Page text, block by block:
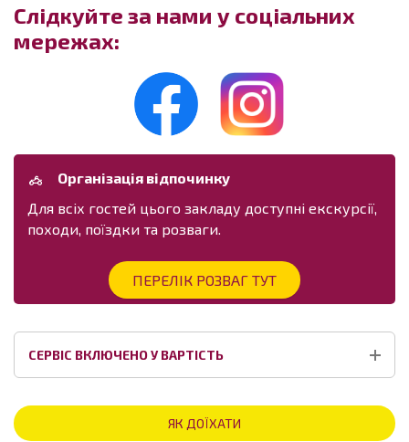
Слідкуйте за нами у соціальних
мережах:
Організація відпочинку
Для всіх гостей цього закладу доступні екскурсії,
походи, поїздки та розваги.
ПЕРЕЛІК РОЗВАГ ТУТ
СЕРВІС ВКЛЮЧЕНО У ВАРТІСТЬ
ЯК ДОЇХАТИ